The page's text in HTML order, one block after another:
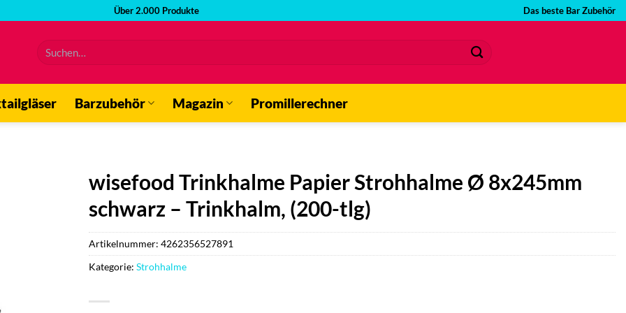
Über 2.000 Produkte Das beste Bar Zubehör
Suchen
nach:
Barzubehör Magazin Promillerechner
wisefood Trinkhalme Papier Strohhalme Ø 8x245mm
schwarz – Trinkhalm, (200-tlg)
Artikelnummer: 4262356527891
Kategorie: Strohhalme